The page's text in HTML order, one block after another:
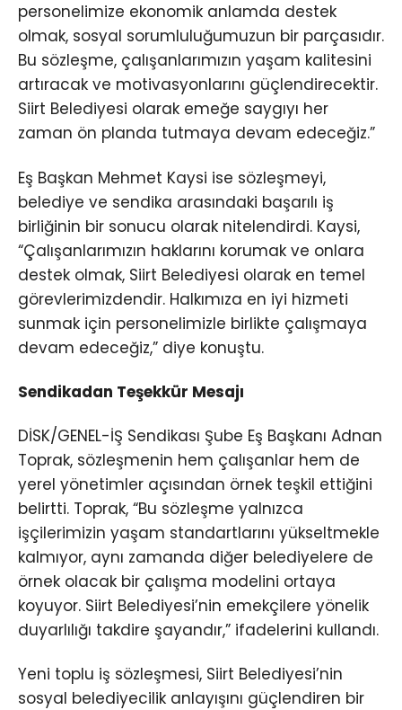
personelimize ekonomik anlamda destek
olmak, sosyal sorumluluğumuzun bir parçasıdır.
Bu sözleşme, çalışanlarımızın yaşam kalitesini
artıracak ve motivasyonlarını güçlendirecektir.
Siirt Belediyesi olarak emeğe saygıyı her
zaman ön planda tutmaya devam edeceğiz.”
Eş Başkan Mehmet Kaysi ise sözleşmeyi,
belediye ve sendika arasındaki başarılı iş
birliğinin bir sonucu olarak nitelendirdi. Kaysi,
“Çalışanlarımızın haklarını korumak ve onlara
destek olmak, Siirt Belediyesi olarak en temel
görevlerimizdendir. Halkımıza en iyi hizmeti
sunmak için personelimizle birlikte çalışmaya
devam edeceğiz,” diye konuştu.
Sendikadan Teşekkür Mesajı
DİSK/GENEL-İŞ Sendikası Şube Eş Başkanı Adnan
Toprak, sözleşmenin hem çalışanlar hem de
yerel yönetimler açısından örnek teşkil ettiğini
belirtti. Toprak, “Bu sözleşme yalnızca
işçilerimizin yaşam standartlarını yükseltmekle
kalmıyor, aynı zamanda diğer belediyelere de
örnek olacak bir çalışma modelini ortaya
koyuyor. Siirt Belediyesi’nin emekçilere yönelik
duyarlılığı takdire şayandır,” ifadelerini kullandı.
Yeni toplu iş sözleşmesi, Siirt Belediyesi’nin
sosyal belediyecilik anlayışını güçlendiren bir